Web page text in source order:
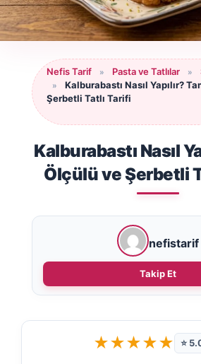
Nefis Tarif » Pasta ve Tatlılar »
»
Kalburabastı Nasıl Yapılır?
Şerbetli Tatlı Tarifi
Kalburabastı Nasıl
Ölçülü ve Şerbetli
nefistarif
Takip Et
★★★★★ ⭐